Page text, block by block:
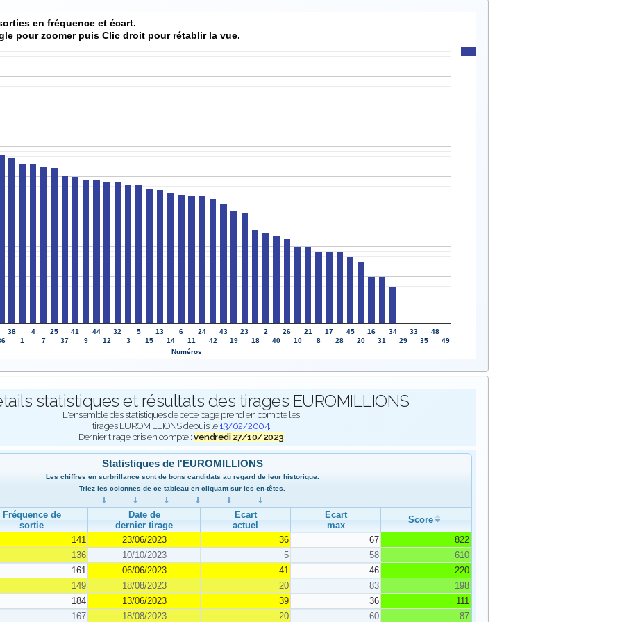
en fréquence et écart.
pour zoomer puis Clic droit pour rétablir la vue.
38
1
4
7
25
37
41
9
44
12
32
3
5
15
13
14
6
11
24
42
43
19
23
18
2
40
26
10
21
8
17
28
45
20
16
31
34
29
33
35
48
49
Numéros
statistiques et résultats des tirages EUROMILLIONS
L'ensemble des statistiques de cette page prend en compte les
tirages EUROMILLIONS depuis le 13/02/2004.
Dernier tirage pris en compte :vendredi 27/10/2023
Statistiques de l'EUROMILLIONS
Les chiffres en surbrillance sont de bons candidats au regard de leur historique.
Triez les colonnes de ce tableau en cliquant sur les en-têtes.
Fréquence de
sortie
Date de
dernier tirage
Écart
actuel
Écart
max
Score
141
23/06/2023 36 67
822
136
10/10/2023 5 58
610
161
06/06/2023 41 46
220
149
18/08/2023 20 83
198
184
13/06/2023 39 36
111
167
18/08/2023 20 60 87